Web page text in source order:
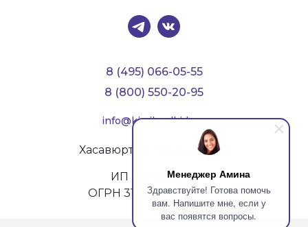
Менеджер Амина
Здравствуйте! Готова помочь
вам. Напишите мне, если у
вас появятся вопросы.
8 (495) 066-05-55
8 (800) 550-20-95
info@kiwilandkids.ru
Хасавюрт ул. Гамидова, 54
ИП Мутиев И.У.
ОГРН 319057100054129